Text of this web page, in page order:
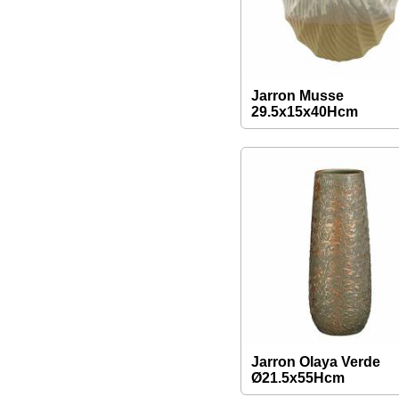
Jarron Musse
29.5x15x40Hcm
Jarron Olaya Verde
Ø21.5x55Hcm